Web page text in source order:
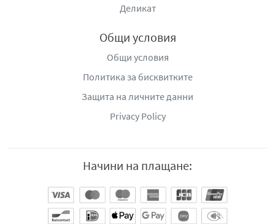
Деликат
Общи условия
Общи условия
Политика за бисквитките
Защита на личните данни
Privacy Policy
Начини на плащане: